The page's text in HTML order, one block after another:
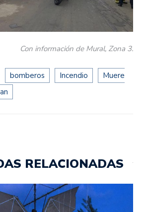
Con información de Mural, Zona 3.
bomberos Incendio
Muere
RELACIONADAS